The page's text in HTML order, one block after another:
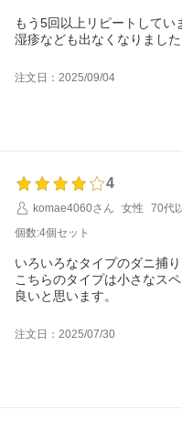
もう5回以上リピートしてい
湿疹なども出なくなりました
注文日：2025/09/04
4
komae4060さん
女性
70代
個数:4個セット
いろいろなタイプのダニ捕り
こちらのタイプは小さなス
良いと思います。
注文日：2025/07/30